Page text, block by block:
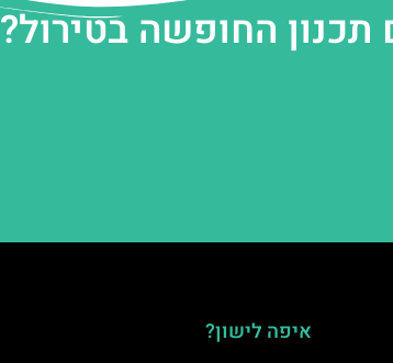
תכנון החופשה בטירול?
איפה לישון?